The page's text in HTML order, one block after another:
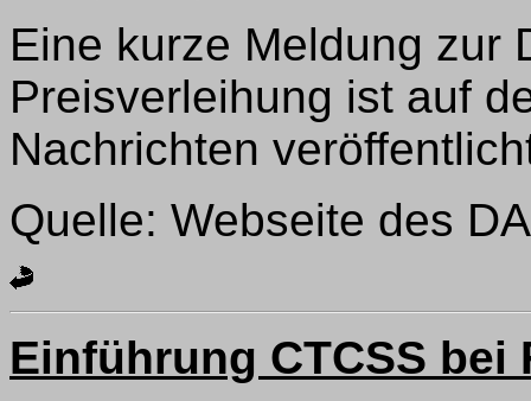
Eine kurze Meldung zur
Preisverleihung ist auf
Nachrichten
Quelle: Webseite des
Einführung CTCSS bei